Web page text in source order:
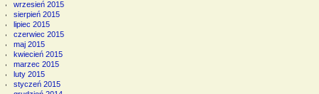
wrzesień 2015
sierpień 2015
lipiec 2015
czerwiec 2015
maj 2015
kwiecień 2015
marzec 2015
luty 2015
styczeń 2015